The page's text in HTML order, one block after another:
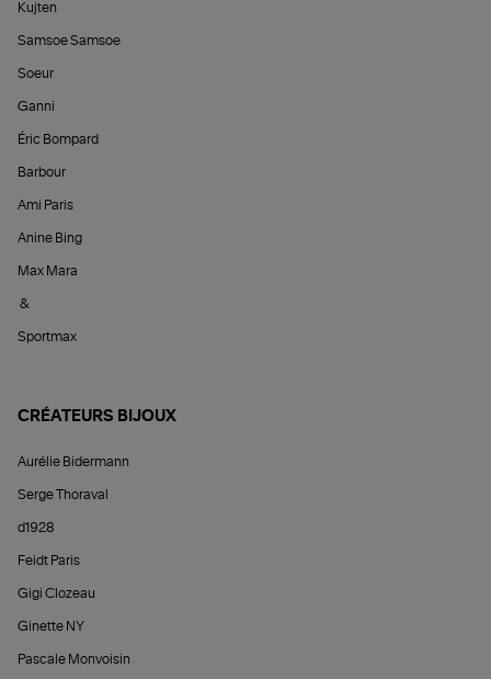
Kujten
Samsoe Samsoe
Soeur
Ganni
Éric Bompard
Barbour
Ami Paris
Anine Bing
Max Mara
&
Sportmax
CRÉATEURS BIJOUX
Aurélie Bidermann
Serge Thoraval
d1928
Feidt Paris
Gigi Clozeau
Ginette NY
Pascale Monvoisin